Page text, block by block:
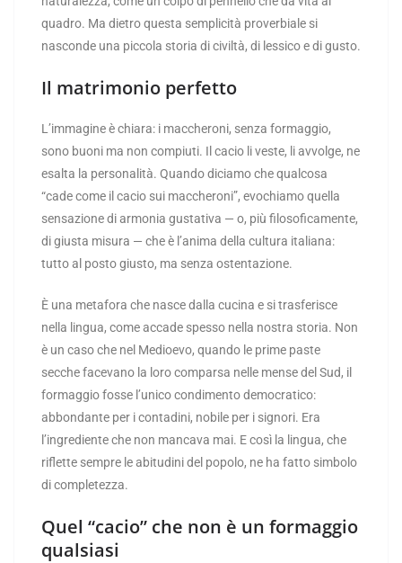
quadro. Ma dietro questa semplicità proverbiale si
nasconde una piccola storia di civiltà, di lessico e di gusto.
Il matrimonio perfetto
L’immagine è chiara: i maccheroni, senza formaggio,
sono buoni ma non compiuti. Il cacio li veste, li avvolge, ne
esalta la personalità. Quando diciamo che qualcosa
“cade come il cacio sui maccheroni”, evochiamo quella
sensazione di armonia gustativa — o, più filosoficamente,
di giusta misura — che è l’anima della cultura italiana:
tutto al posto giusto, ma senza ostentazione.
È una metafora che nasce dalla cucina e si trasferisce
nella lingua, come accade spesso nella nostra storia. Non
è un caso che nel Medioevo, quando le prime paste
secche facevano la loro comparsa nelle mense del Sud, il
formaggio fosse l’unico condimento democratico:
abbondante per i contadini, nobile per i signori. Era
l’ingrediente che non mancava mai. E così la lingua, che
riflette sempre le abitudini del popolo, ne ha fatto simbolo
di completezza.
Quel “cacio” che non è un formaggio
qualsiasi